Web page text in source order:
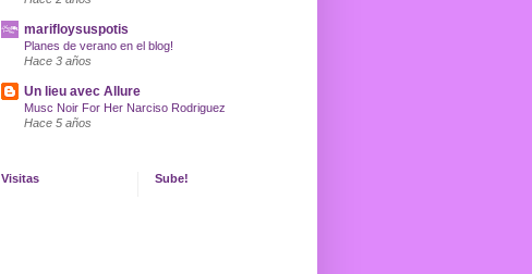
marifloysuspotis
Planes de verano en el blog!
Hace 3 años
Un lieu avec Allure
Musc Noir For Her Narciso Rodriguez
Hace 5 años
Visitas Sube!